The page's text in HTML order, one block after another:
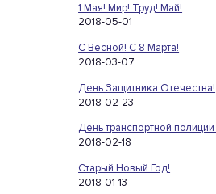
1 Мая! Мир! Труд! Май!
2018-05-01
С Весной! С 8 Марта!
2018-03-07
День Защитника Отечества!
2018-02-23
День транспортной
2018-02-18
Старый Новый Год!
2018-01-13